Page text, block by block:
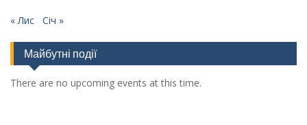
« Лис Січ »
Майбутні події
There are no upcoming events at this time.